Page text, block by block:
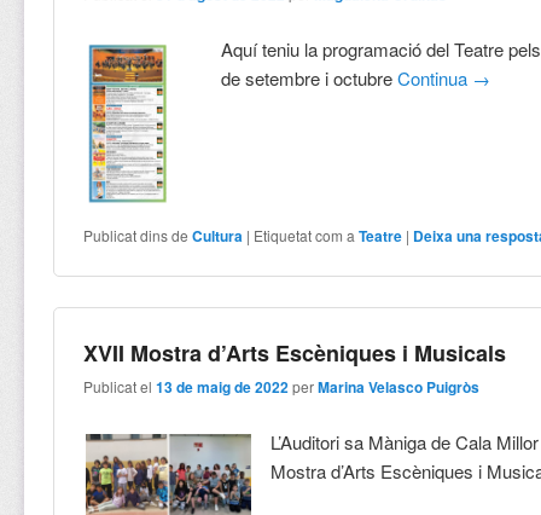
Aquí teniu la programació del Teatre
de setembre i octubreContinua →
Publicat dins de Cultura | Etiquetat com a Teatre | Deixa una
XVII Mostra d’Arts Escèniques i Musicals
Publicat el13 de maig de 2022 perMarina Velasco Puigròs
L’Auditori sa Màniga de Cala
Mostra d’Arts Escèniques i